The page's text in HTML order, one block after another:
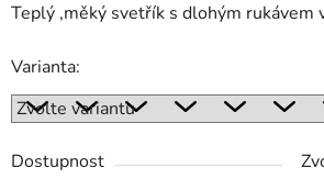
Teplý ,měký svetřík s dlohým rukávem
Varianta:
Dostupnost